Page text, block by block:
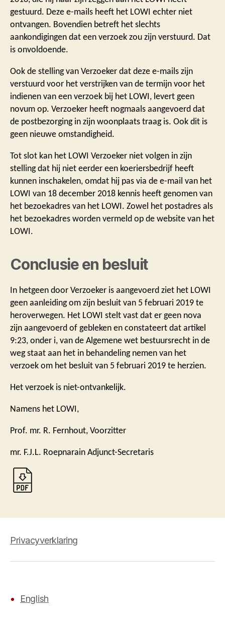
gestuurd. Deze e-mails heeft het LOWI echter niet
ontvangen. Bovendien betreft het slechts
aankondigingen dat een verzoek zou zijn verstuurd. Dat
is onvoldoende.
Ook de stelling van Verzoeker dat deze e-mails zijn
verstuurd voor het verstrijken van de termijn voor het
indienen van een verzoek bij het LOWI, levert geen
novum op. Verzoeker heeft nogmaals aangevoerd dat
de postbezorging in zijn woonplaats traag is. Ook dit is
geen nieuwe omstandigheid.
Tot slot kan het LOWI Verzoeker niet volgen in zijn
stelling dat hij niet eerder een koeriersbedrijf heeft
kunnen inschakelen, omdat hij pas via de e-mail van het
LOWI van 18 december 2018 kennis heeft genomen van
het bezoekadres van het LOWI. Zowel het postadres als
het bezoekadres worden vermeld op de website van het
LOWI.
Conclusie en besluit
In hetgeen door Verzoeker is aangevoerd ziet het LOWI
geen aanleiding om zijn besluit van 5 februari 2019 te
heroverwegen. Het LOWI stelt vast dat er geen nova
zijn aangevoerd of gebleken en constateert dat artikel
9:23, onder i, van de Algemene wet bestuursrecht in de
weg staat aan het in behandeling nemen van het
verzoek om het besluit van 5 februari 2019 te herzien.
Het verzoek is niet-ontvankelijk.
Namens het LOWI,
Prof. mr. R. Fernhout, Voorzitter
mr. F.J.L. Roepnarain Adjunct-Secretaris
Privacyverklaring
English